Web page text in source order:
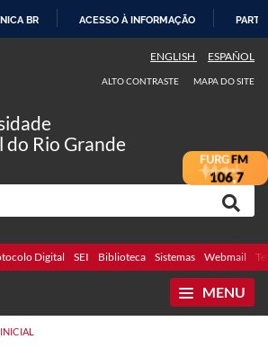
BR ACESSO À INFORMAÇÃO
ENGLISH ESPAÑOL
ALTO CONTRASTE MAPA DO SITE
do Rio Grande
Digital SEI Biblioteca Sistemas Webmail
MENU